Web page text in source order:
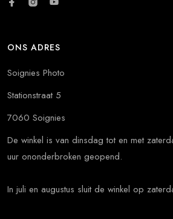
ONS ADRES
Soignies Photo
Stationstraat 5
7060 Soignies
De winkel is van dinsdag tot en met
uur ononderbroken geopend.
In juli en augustus sluit de winkel op